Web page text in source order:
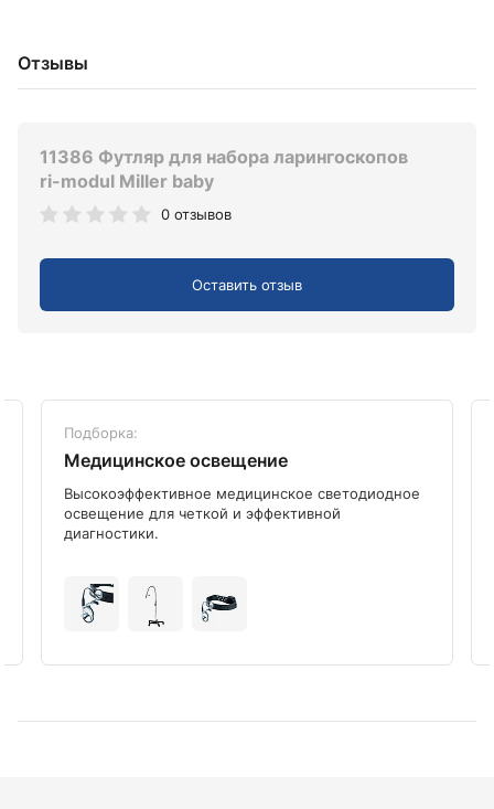
Отзывы
11386 Футляр для набора ларингоскопов
ri-modul Miller baby
0 отзывов
Оставить отзыв
Подборка:
Медицинское освещение
Высокоэффективное медицинское светодиодное
освещение для четкой и эффективной
диагностики.